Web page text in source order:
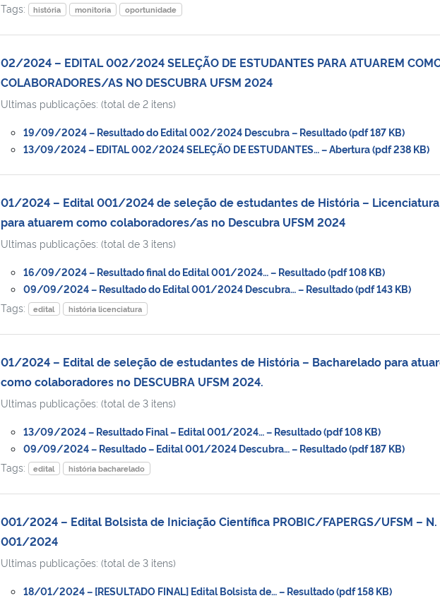
Tags:
história monitoria oportunidade
02/2024 – EDITAL 002/2024 SELEÇÃO DE ESTUDANTES PARA ATUAREM
COLABORADORES/AS NO DESCUBRA UFSM 2024
Ultimas publicações: (total de 2 itens)
19/09/2024 – Resultado do Edital 002/2024 Descubra – Resultado (pdf 187 KB)
13/09/2024 – EDITAL 002/2024 SELEÇÃO DE ESTUDANTES… – Abertura (pdf 238 KB)
01/2024 – Edital 001/2024 de seleção de estudantes de História – Licenciatura
para atuarem como colaboradores/as no Descubra UFSM 2024
Ultimas publicações: (total de 3 itens)
16/09/2024 – Resultado final do Edital 001/2024… – Resultado (pdf 108 KB)
09/09/2024 – Resultado do Edital 001/2024 Descubra… – Resultado (pdf 143 KB)
Tags:
edital história licenciatura
01/2024 – Edital de seleção de estudantes de História – Bacharelado para
como colaboradores no DESCUBRA UFSM 2024.
Ultimas publicações: (total de 3 itens)
13/09/2024 – Resultado Final – Edital 001/2024… – Resultado (pdf 108 KB)
09/09/2024 – Resultado – Edital 001/2024 Descubra… – Resultado (pdf 187 KB)
Tags:
edital história bacharelado
001/2024 – Edital Bolsista de Iniciação Científica PROBIC/FAPERGS/UFSM – N.
001/2024
Ultimas publicações: (total de 3 itens)
18/01/2024 – [RESULTADO FINAL] Edital Bolsista de… – Resultado (pdf 158 KB)